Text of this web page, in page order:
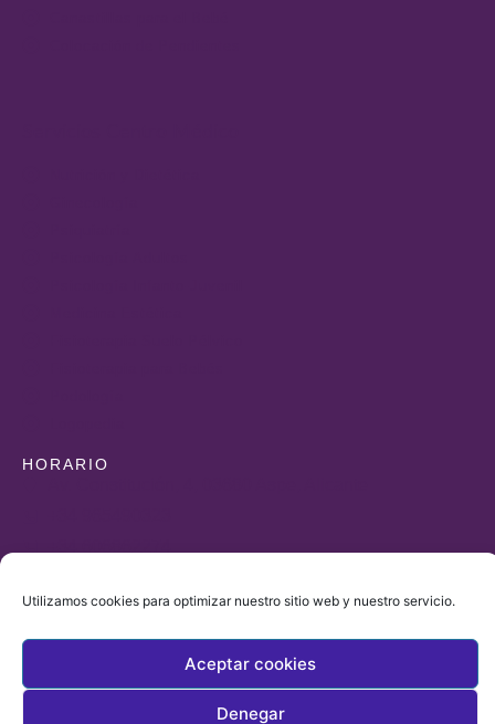
Utilizamos cookies para optimizar nuestro sitio web y nuestro servicio.
Aceptar cookies
Denegar
HORARIO
De lunes a viernes de
9:30 a 14:00 y de 17:00 a 20:00